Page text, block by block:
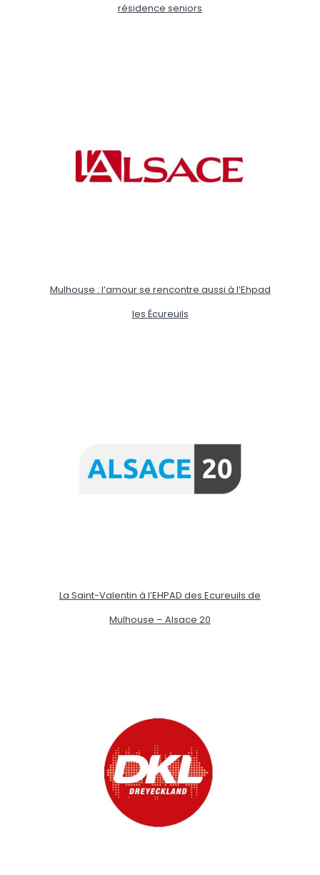
résidence seniors
Mulhouse : l’amour se rencontre aussi à l’Ehpad
les Écureuils
La Saint-Valentin à l’EHPAD des Ecureuils de
Mulhouse – Alsace 20